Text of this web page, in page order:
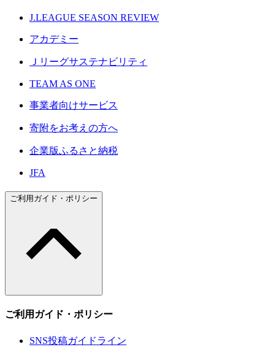
J.LEAGUE SEASON REVIEW
アカデミー
Ｊリーグサステナビリティ
TEAM AS ONE
事業者向けサービス
寄附をお考えの方へ
企業版ふるさと納税
JFA
ご利用ガイド・ポリシー
ご利用ガイド・ポリシー
SNS投稿ガイドライン